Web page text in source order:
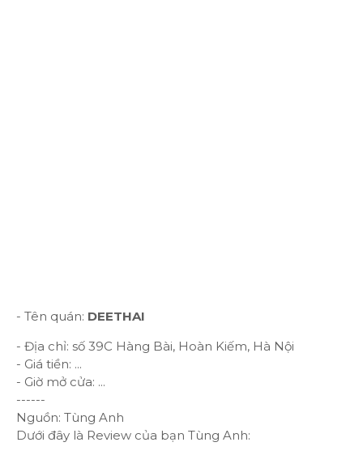
- Tên quán: DEETHAI
- Địa chỉ: số 39C Hàng Bài, Hoàn Kiếm, Hà Nội
- Giá tiền: ...
- Giờ mở cửa: ...
------
Nguồn: Tùng Anh
Dưới đây là Review của bạn Tùng Anh: